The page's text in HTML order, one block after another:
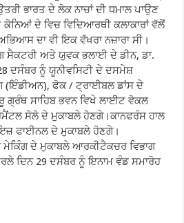
ਭਾਰਤ ਦੇ ਲੋਕ ਨਾਚਾਂ ਦੀ ਧਮਾਲ ਪਾਉਣ
ਦੇ ਵਿਚ ਵਿਦਿਆਰਥੀ ਕਲਾਕਾਰਾਂ ਵੱਲੋਂ
ਦਾ ਵੀ ਇਕ ਵੱਖਰਾ ਨਜ਼ਾਰਾ ਸੀ।
ਅਤੇ ਯੁਵਕ ਭਲਾਈ ਦੇ ਡੀਨ, ਡਾ.
ਦਸੰਬਰ ਨੂੰ ਯੂਨੀਵਸਿਟੀ ਦੇ ਦਸਮੇਸ਼
(ਇੰਡੀਅਨ), ਫੋਕ / ਟ੍ਰਾਈਬਲ ਡਾਂਸ ਦੇ
ਗ੍ਰੰਥ ਸਾਹਿਬ ਭਵਨ ਵਿਖੇ ਲਾਈਟ ਵੋਕਲ
ਸੋਲੋ ਦੇ ਮੁਕਾਬਲੇ ਹੋਣਗੇ।ਕਾਨਫਰੰਸ ਹਾਲ
ਫਾਈਨਲ ਦੇ ਮੁਕਾਬਲੇ ਹੋਣਗੇ।
ਦੇ ਮੁਕਾਬਲੇ ਆਰਕੀਟੈਕਚਰ ਵਿਭਾਗ
ਦਿਨ 29 ਦਸੰਬਰ ਨੂੰ ਇਨਾਮ ਵੰਡ ਸਮਾਰੋਹ